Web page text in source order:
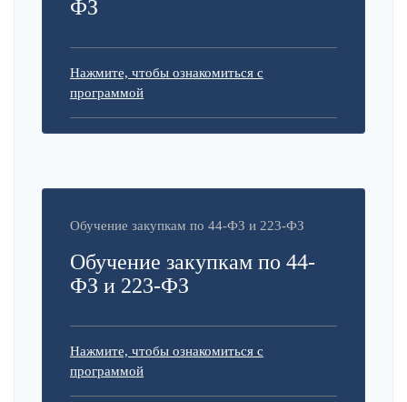
ФЗ
Нажмите, чтобы ознакомиться с
программой
Обучение закупкам по 44-ФЗ и 223-ФЗ
Обучение закупкам по 44-
ФЗ и 223-ФЗ
Нажмите, чтобы ознакомиться с
программой